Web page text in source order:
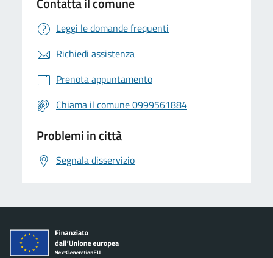
Leggi le domande frequenti
Richiedi assistenza
Prenota appuntamento
Chiama il comune 0999561884
Problemi in città
Segnala disservizio